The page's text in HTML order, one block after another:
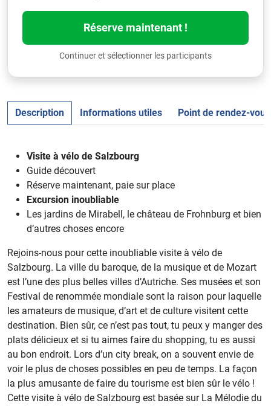
Réserve maintenant !
Continuer et sélectionner les participants
Description Informations utiles Point de rendez-vous
Visite à vélo de Salzbourg
Guide découvert
Réserve maintenant, paie sur place
Excursion inoubliable
Les jardins de Mirabell, le château de Frohnburg et bien
d’autres choses encore
Rejoins-nous pour cette inoubliable visite à vélo de
Salzbourg. La ville du baroque, de la musique et de Mozart
est l’une des plus belles villes d’Autriche. Ses musées et son
Festival de renommée mondiale sont la raison pour laquelle
les amateurs de musique, d’art et de culture visitent cette
destination. Bien sûr, ce n’est pas tout, tu peux y manger des
plats délicieux et si tu aimes faire du shopping, tu es aussi
au bon endroit. Lors d’un city break, on a souvent envie de
voir le plus de choses possibles en peu de temps. La façon
la plus amusante de faire du tourisme est bien sûr le vélo !
Cette visite à vélo de Salzbourg est basée sur La Mélodie du